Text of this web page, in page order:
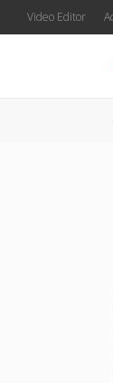
Video Editor